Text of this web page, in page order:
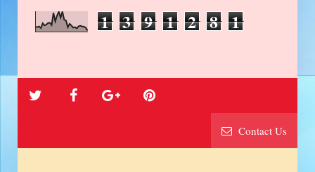
1 3 9 1 2 8 1
Contact Us